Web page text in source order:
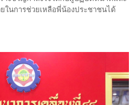
ในการช่วยเหลือพี่น้องประชาชนได้